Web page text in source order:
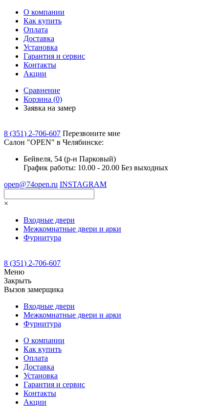
О компании
Как купить
Оплата
Доставка
Установка
Гарантия и сервис
Контакты
Акции
Сравнение
Корзина (0)
Заявка на замер
8 (351) 2-706-607 Перезвоните мне
Cалон "OPEN" в Челябинске:
Бейвеля, 54 (р-н Парковый)
График работы: 10.00 - 20.00 Без выходных
open@74open.ru INSTAGRAM
×
Входные двери
Межкомнатные двери и арки
Фурнитура
8 (351) 2-706-607
Меню
Закрыть
Вызов замерщика
Входные двери
Межкомнатные двери и арки
Фурнитура
О компании
Как купить
Оплата
Доставка
Установка
Гарантия и сервис
Контакты
Акции